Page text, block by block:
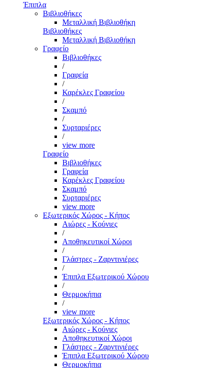
Έπιπλα
Βιβλιοθήκες
Μεταλλική Βιβλιοθήκη
Βιβλιοθήκες
Μεταλλική Βιβλιοθήκη
Γραφείο
Βιβλιοθήκες
/
Γραφεία
/
Καρέκλες Γραφείου
/
Σκαμπό
/
Συρταριέρες
/
view more
Γραφείο
Βιβλιοθήκες
Γραφεία
Καρέκλες Γραφείου
Σκαμπό
Συρταριέρες
view more
Εξωτερικός Χώρος - Κήπος
Αιώρες - Κούνιες
/
Αποθηκευτικοί Χώροι
/
Γλάστρες - Ζαρντινιέρες
/
Έπιπλα Εξωτερικού Χώρου
/
Θερμοκήπια
/
view more
Εξωτερικός Χώρος - Κήπος
Αιώρες - Κούνιες
Αποθηκευτικοί Χώροι
Γλάστρες - Ζαρντινιέρες
Έπιπλα Εξωτερικού Χώρου
Θερμοκήπια